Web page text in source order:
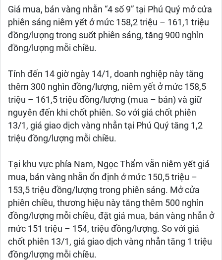
Giá mua, bán vàng nhẫn “4 số 9” tại Phú Quý mở cửa
phiên sáng niêm yết ở mức 158,2 triệu – 161,1 triệu
đồng/lượng trong suốt phiên sáng, tăng 900 nghìn
đồng/lượng mỗi chiều.
Tính đến 14 giờ ngày 14/1, doanh nghiệp này tăng
thêm 300 nghìn đồng/lượng, niêm yết ở mức 158,5
triệu – 161,5 triệu đồng/lượng (mua – bán) và giữ
nguyên đến khi chốt phiên. So với giá chốt phiên
13/1, giá giao dịch vàng nhẫn tại Phú Quý tăng 1,2
triệu đồng/lượng mỗi chiều.
Tại khu vực phía Nam, Ngọc Thẩm vẫn niêm yết giá
mua, bán vàng nhẫn ổn định ở mức 150,5 triệu –
153,5 triệu đồng/lượng trong phiên sáng. Mở cửa
phiên chiều, thương hiệu này tăng thêm 500 nghìn
đồng/lượng mỗi chiều, đặt giá mua, bán vàng nhẫn ở
mức 151 triệu – 154, triệu đồng/lượng. So với giá
chốt phiên 13/1, giá giao dịch vàng nhẫn tăng 1 triệu
đồng/lượng mỗi chiều.